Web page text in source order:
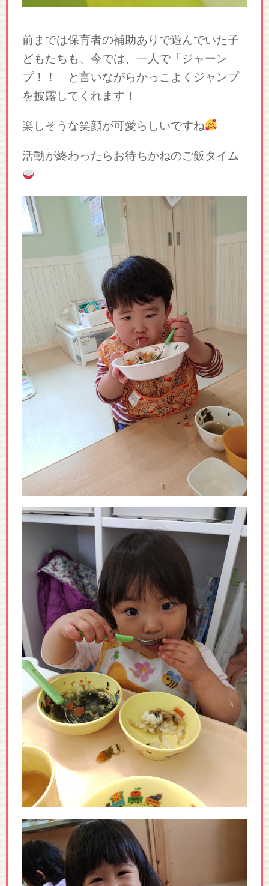
前までは保育者の補助ありで遊んでいた子
どもたちも、今では、一人で「ジャーン
プ！！」と言いながらかっこよくジャンプ
を披露してくれます！
楽しそうな笑顔が可愛らしいですね
活動が終わったらお待ちかねのご飯タイム